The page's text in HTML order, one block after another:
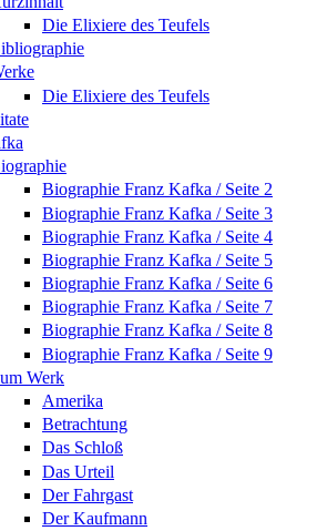
Die Elixiere des Teufels
Die Elixiere des Teufels
Biographie Franz Kafka / Seite 2
Biographie Franz Kafka / Seite 3
Biographie Franz Kafka / Seite 4
Biographie Franz Kafka / Seite 5
Biographie Franz Kafka / Seite 6
Biographie Franz Kafka / Seite 7
Biographie Franz Kafka / Seite 8
Biographie Franz Kafka / Seite 9
Werk
Amerika
Betrachtung
Das Schloß
Das Urteil
Der Fahrgast
Der Kaufmann